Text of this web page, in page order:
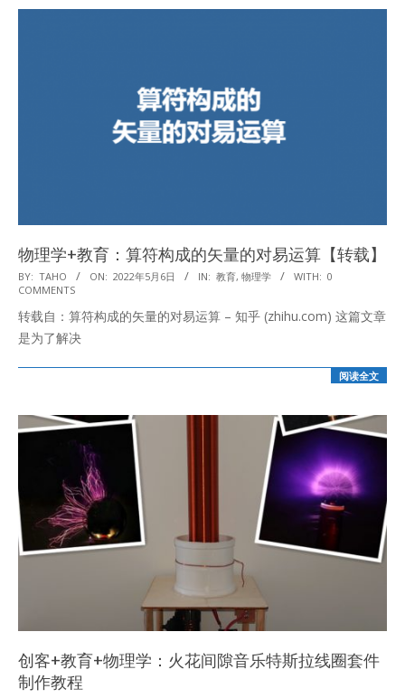
物理学+教育：算符构成的矢量的对易运算【转载】
2022-
05-
06
BY: TAHO ON: 2022年5月6日 IN: 教育, 物理学 WITH: 0
COMMENTS
转载自：算符构成的矢量的对易运算 – 知乎 (zhihu.com) 这篇文章
是为了解决
阅读全文
创客+教育+物理学：火花间隙音乐特斯拉线圈套件
制作教程